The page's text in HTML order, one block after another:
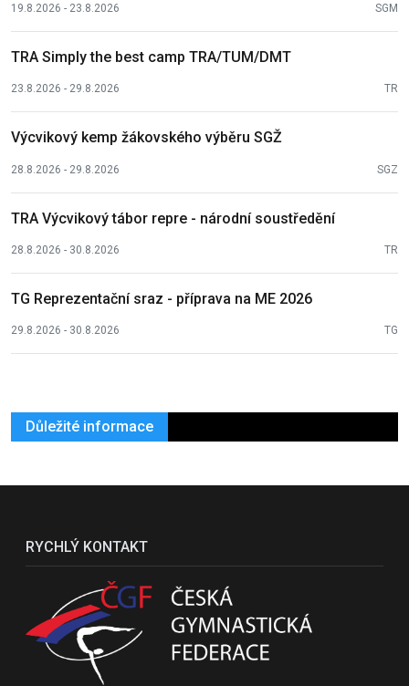
19.8.2026 - 23.8.2026 SGM
TRA Simply the best camp TRA/TUM/DMT
23.8.2026 - 29.8.2026 TR
Výcvikový kemp žákovského výběru SGŽ
28.8.2026 - 29.8.2026 SGZ
TRA Výcvikový tábor repre - národní soustředění
28.8.2026 - 30.8.2026 TR
TG Reprezentační sraz - příprava na ME 2026
29.8.2026 - 30.8.2026 TG
Důležité informace
RYCHLÝ KONTAKT